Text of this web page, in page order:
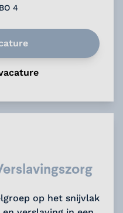
4
op het snijvlak